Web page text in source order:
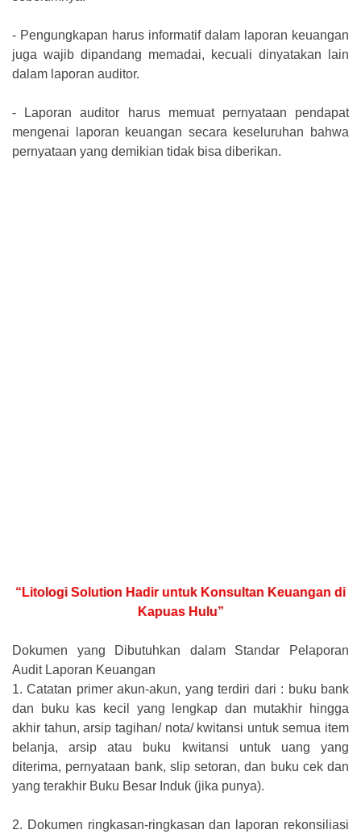
- Pengungkapan harus informatif dalam laporan keuangan
juga wajib dipandang memadai, kecuali dinyatakan lain
dalam laporan auditor.
-
Laporan auditor harus memuat pernyataan pendapat
mengenai laporan keuangan secara keseluruhan bahwa
pernyataan yang demikian tidak bisa diberikan.
“Litologi Solution Hadir untuk Konsultan Keuangan di
Kapuas Hulu”
Dokumen yang Dibutuhkan dalam Standar Pelaporan
Audit Laporan Keuangan
1. Catatan primer akun-akun, yang terdiri dari : buku bank
dan buku kas kecil yang lengkap dan mutakhir hingga
akhir tahun, arsip tagihan/ nota/ kwitansi untuk semua item
belanja, arsip atau buku kwitansi untuk uang yang
diterima, pernyataan bank, slip setoran, dan buku cek dan
yang terakhir Buku Besar Induk (jika punya).
2. Dokumen ringkasan-ringkasan dan laporan rekonsiliasi